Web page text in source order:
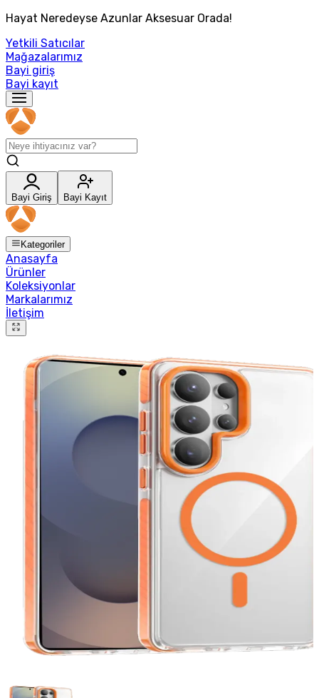
Hayat Neredeyse Azunlar Aksesuar Orada!
Yetkili Satıcılar
Mağazalarımız
Bayi giriş
Bayi kayıt
Bayi Giriş Bayi Kayıt
Kategoriler
Anasayfa
Ürünler
Koleksiyonlar
Markalarımız
İletişim